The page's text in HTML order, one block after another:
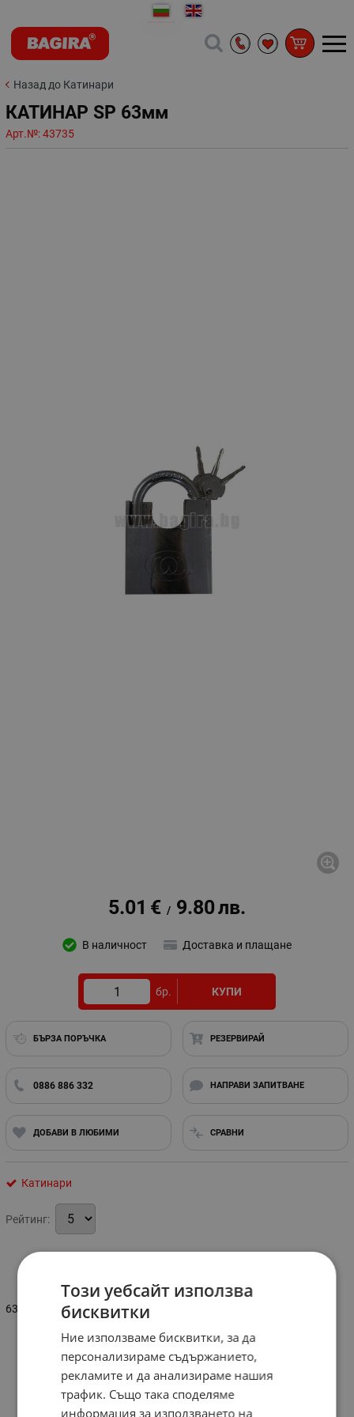
Назад до Катинари
КАТИНАР SP 63мм
Арт.№:43735
5.01 € / 9.80лв.
В наличност Доставка и плащане
бр. КУПИ
БЪРЗА ПОРЪЧКА РЕЗЕРВИРАЙ
0886 886 332 НАПРАВИ ЗАПИТВАНЕ
ДОБАВИ В ЛЮБИМИ СРАВНИ
Катинари
Рейтинг:
Информация
63мм.
Този уебсайт използва
бисквитки
Ние използваме бисквитки, за да
персонализираме съдържанието,
рекламите и да анализираме нашия
трафик. Също така споделяме
информация за използването на